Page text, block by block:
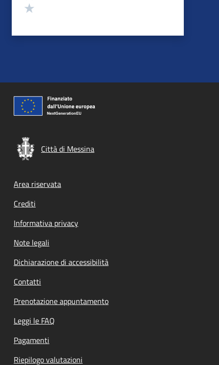
Città di Messina
Footer menu
Area riservata
Crediti
Informativa privacy
Note legali
Dichiarazione di accessibilità
Contatti
Prenotazione appuntamento
Leggi le FAQ
Pagamenti
Riepilogo valutazioni